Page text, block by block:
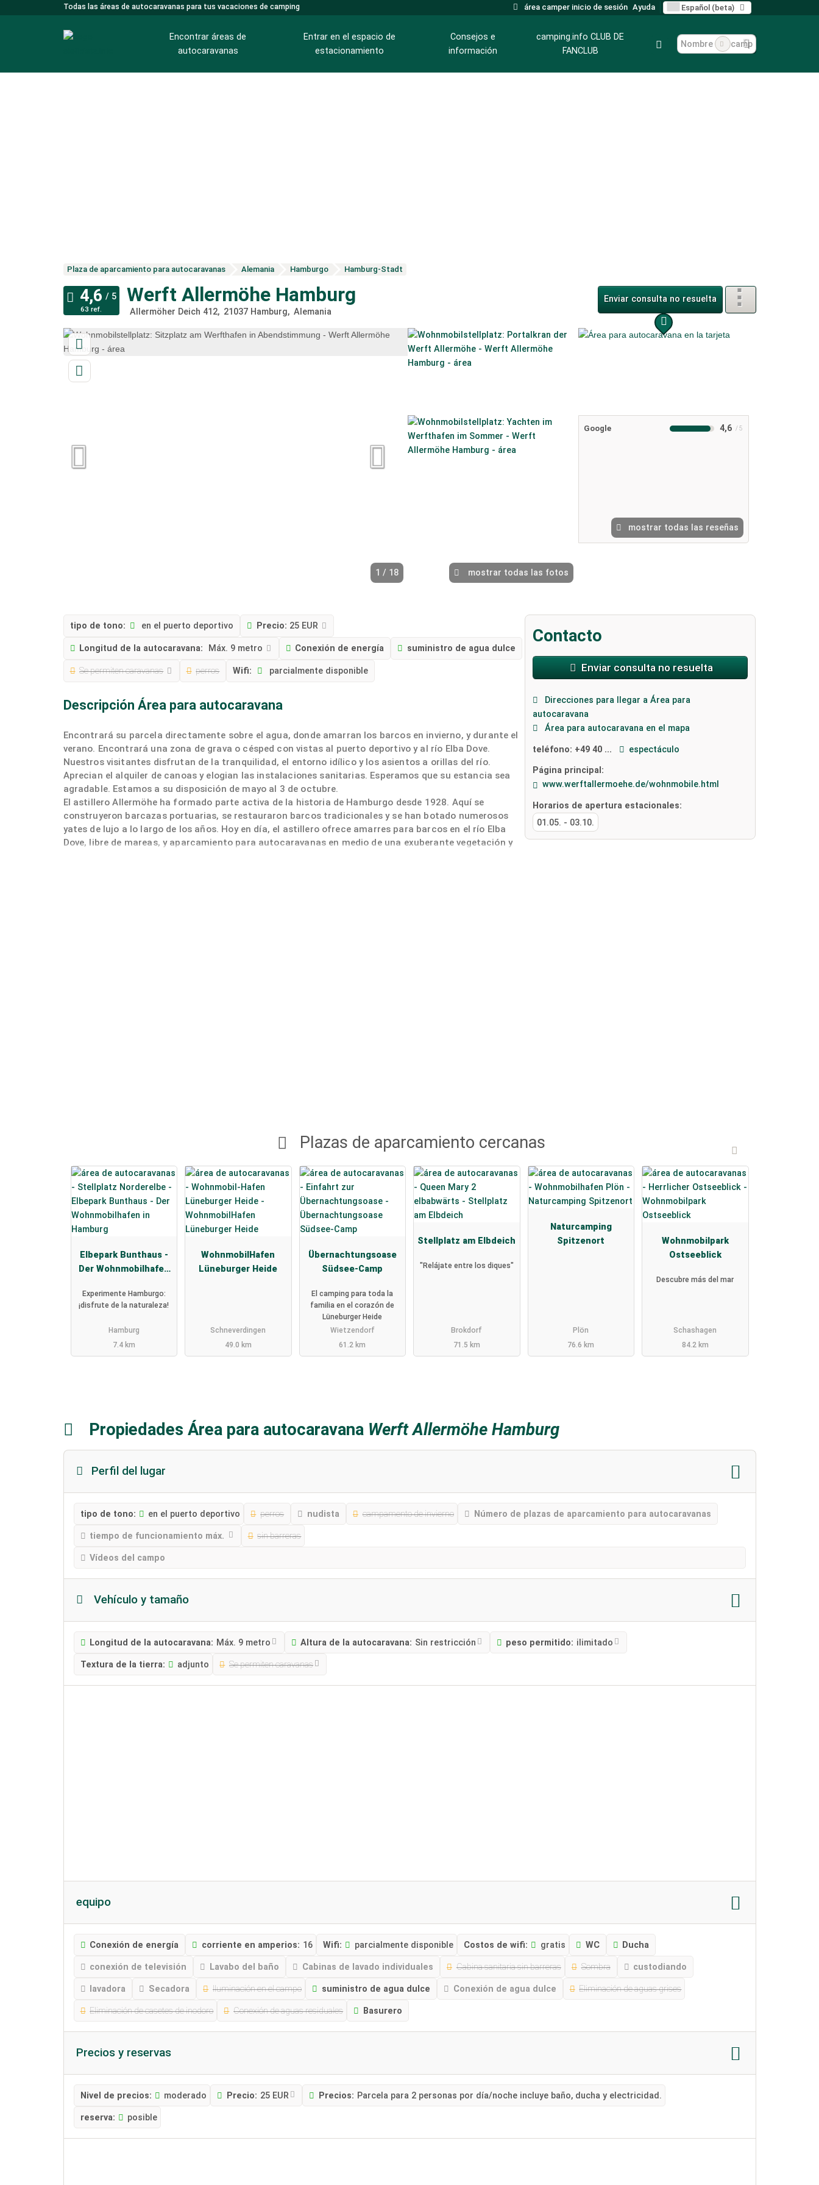
Todas las áreas de autocaravanas para tus vacaciones de camping área camper inicio de sesión Ayuda Español (beta)
Encontrar áreas de
autocaravanas
Entrar en el espacio de
estacionamiento
Consejos e
información
camping.info CLUB DE
FANCLUB
Plaza de aparcamiento para autocaravanas Alemania Hamburgo Hamburg-Stadt
Werft Allermöhe Hamburg
Allermöher Deich 412 21037 Hamburg Alemania
Enviar consulta no resuelta
63 ref.
1 / 18 mostrar todas las fotos
Google 4,6
mostrar todas las reseñas
tipo de tono: en el puerto deportivo Precio: 25 EUR
Longitud de la autocaravana: Máx. 9 metro Conexión de energía suministro de agua dulce
Se permiten caravanas perros Wifi: parcialmente disponible
Descripción Área para autocaravana
Encontrará su parcela directamente sobre el agua, donde amarran los barcos en invierno, y durante el
verano. Encontrará una zona de grava o césped con vistas al puerto deportivo y al río Elba Dove.
Nuestros visitantes disfrutan de la tranquilidad, el entorno idílico y los asientos a orillas del río.
Aprecian el alquiler de canoas y elogian las instalaciones sanitarias. Esperamos que su estancia sea
agradable. Estamos a su disposición de mayo al 3 de octubre.
El astillero Allermöhe ha formado parte activa de la historia de Hamburgo desde 1928. Aquí se
construyeron barcazas portuarias, se restauraron barcos tradicionales y se han botado numerosos
yates de lujo a lo largo de los años. Hoy en día, el astillero ofrece amarres para barcos en el río Elba
Dove, libre de mareas, y aparcamiento para autocaravanas en medio de una exuberante vegetación y
Contacto
Enviar consulta no resuelta
Direcciones para llegar a Área para
autocaravana
Área para autocaravana en el mapa
teléfono: +49 40 ... espectáculo
Página principal:
www.werftallermoehe.de/wohnmobile.html
Horarios de apertura estacionales:
01.05. - 03.10.
Plazas de aparcamiento cercanas
Elbepark Bunthaus -
Der Wohnmobilhafen
Experimente Hamburgo:
¡disfrute de la naturaleza!
Hamburg
7.4 km
WohnmobilHafen
Lüneburger Heide
Schneverdingen
49.0 km
Übernachtungsoase
Südsee-Camp
El camping para toda la
familia en el corazón de
Lüneburger Heide
Wietzendorf
61.2 km
Stellplatz am Elbdeich
"Relájate entre los diques"
Brokdorf
71.5 km
Naturcamping
Spitzenort
Plön
76.6 km
Wohnmobilpark
Ostseeblick
Descubre más del mar
Schashagen
84.2 km
Propiedades Área para autocaravana Werft Allermöhe Hamburg
Perfil del lugar
tipo de tono: en el puerto deportivo perros nudista campamento de invierno Número de plazas de aparcamiento para autocaravanas
tiempo de funcionamiento máx. sin barreras
Vídeos del campo
Vehículo y tamaño
Longitud de la autocaravana: Máx. 9 metro Altura de la autocaravana: Sin restricción peso permitido: ilimitado
Textura de la tierra: adjunto Se permiten caravanas
equipo
Conexión de energía corriente en amperios: 16 Wifi: parcialmente disponible Costos de wifi: gratis WC Ducha
conexión de televisión Lavabo del baño Cabinas de lavado individuales Cabina sanitaria sin barreras Sombra custodiando
lavadora Secadora Iluminación en el campo suministro de agua dulce Conexión de agua dulce Eliminación de aguas grises
Eliminación de casetes de inodoro Conexión de aguas residuales Basurero
Precios y reservas
Nivel de precios: moderado Precio: 25 EUR Precios: Parcela para 2 personas por día/noche incluye baño, ducha y electricidad.
reserva: posible